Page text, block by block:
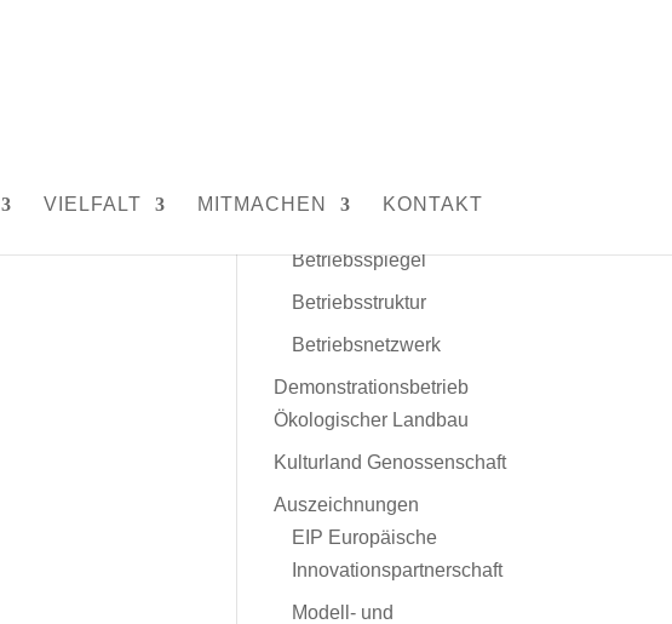
VIELFALT MITMACHEN KONTAKT
Betriebsspiegel
Betriebsstruktur
Betriebsnetzwerk
Demonstrationsbetrieb
Ökologischer Landbau
Kulturland Genossenschaft
Auszeichnungen
EIP Europäische
Innovationspartnerschaft
Modell- und